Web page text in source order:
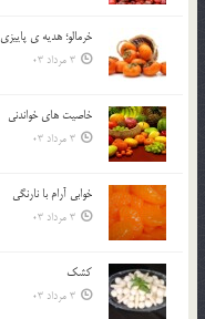
خرمالو؛ هديه ي پاييزي
3 مرداد 03
خاصيت هاي خواندني
3 مرداد 03
خوابي آرام با نارنگي
3 مرداد 03
کشک
3 مرداد 03